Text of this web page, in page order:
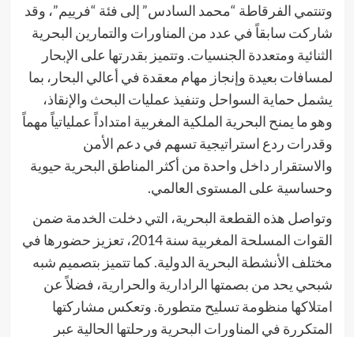
وتنتمي الفرقاطة “محمد السادس” إلى فئة “فرييم”، وقد
شاركت سابقاً في عدد من المناورات والتمارين البحرية
الثنائية ومتعددة الجنسيات. وتتميز بقدرتها على الإبحار
لمسافات بعيدة وإنجاز مهام معقدة في أعالي البحار، بما
يشمل حماية السواحل وتنفيذ عمليات البحث والإنقاذ،
وهو ما يمنح البحرية الملكية المغربية امتداداً عملياتياً مهماً
وقدرات ردع استراتيجية تسهم في دعم الأمن
والاستقرار داخل واحدة من أكثر المناطق البحرية حيوية
وحساسية على المستوى العالمي.
وتواصل هذه القطعة البحرية، التي دخلت الخدمة ضمن
القوات المسلحة المغربية سنة 2014، تعزيز حضورها في
مختلف الأنشطة البحرية الدولية. كما تتميز بتصميم شبه
شبحي يحد من بصمتها الرادارية والحرارية، فضلاً عن
امتلاكها منظومة تسليح متطورة. وتعكس مشاركتها
المتكررة في المناورات البحرية ورحلتها الحالية عبر